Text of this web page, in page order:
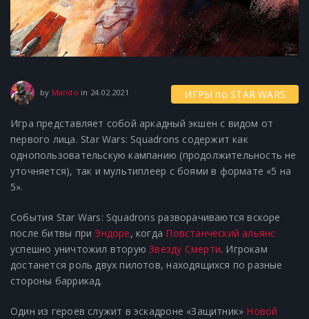
by Mando in 24.02.2021 ИГРЫ по STAR WARS
Игра представляет собой аркадный экшен с видом от
первого лица. Star Wars: Squadrons содержит как
однопользовательскую кампанию (продолжительность не
уточняется), так и мультиплеер с боями в формате «5 на
5».
События Star Wars: Squadrons разворачиваются вскоре
после битвы при Эндоре, когда Повстанческий альянс
успешно уничтожил вторуюЗвезду Смерти. Игрокам
достанется роль двух пилотов, находящихся по разные
стороны баррикад.
Один из героев служит в эскадроне «Защитник» Новой